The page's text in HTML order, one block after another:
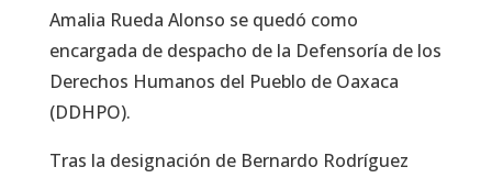
Amalia Rueda Alonso se quedó como
encargada de despacho de la Defensoría de los
Derechos Humanos del Pueblo de Oaxaca
(DDHPO).
Tras la designación de Bernardo Rodríguez